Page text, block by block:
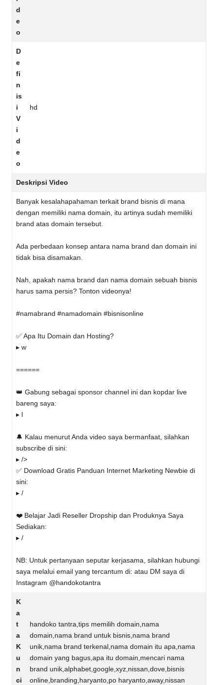
d
e
o
D
e
fi
n
is
i
V
i
d
e
o
hd
Deskripsi Video
Banyak kesalahapahaman terkait brand bisnis di mana
dengan memiliki nama domain, itu artinya sudah memiliki
brand atas domain tersebut.
Ada perbedaan konsep antara nama brand dan domain ini
tidak bisa disamakan.
Nah, apakah nama brand dan nama domain sebuah bisnis
harus sama persis? Tonton videonya!
#namabrand #namadomain #bisnisonline
✅ Apa Itu Domain dan Hosting?
▸ w
======
👑 Gabung sebagai sponsor channel ini dan kopdar live
bareng saya:
▸ l
🔔 Kalau menurut Anda video saya bermanfaat, silahkan
subscribe di sini:
▸ />
✅ Download Gratis Panduan Internet Marketing Newbie di
sini:
▸ /
❤️ Belajar Jadi Reseller Dropship dan Produknya Saya
Sediakan:
▸ /
NB: Untuk pertanyaan seputar kerjasama, silahkan hubungi
saya melalui email yang tercantum di: atau DM saya di
Instagram @handokotantra
K
a
t
a
K
u
n
ci
handoko tantra,tips memilih domain,nama
domain,nama brand untuk bisnis,nama brand
unik,nama brand terkenal,nama domain itu apa,nama
domain yang bagus,apa itu domain,mencari nama
brand unik,alphabet,google,xyz,nissan,dove,bisnis
online,branding,haryanto,po haryanto,away,nissan